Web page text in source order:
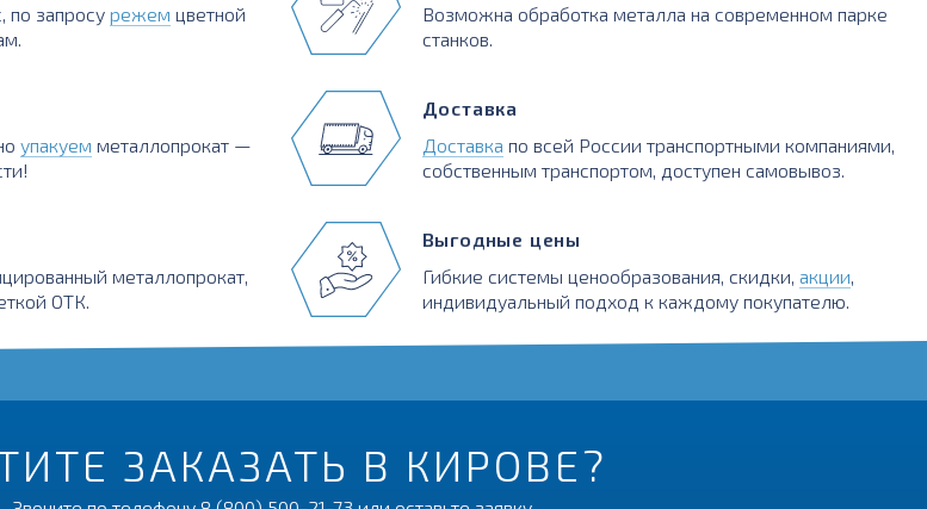
по запросу режем цветной
упакуем металлопрокат —
металлопрокат,
ОТК.
Возможна обработка металла на современном парке
станков.
Доставка
Доставка по всей России транспортными компаниями,
собственным транспортом, доступен самовывоз.
Выгодные цены
Гибкие системы ценообразования, скидки, акции
индивидуальный подход к каждому покупателю.
ЗАКАЗАТЬ В КИРОВЕ?